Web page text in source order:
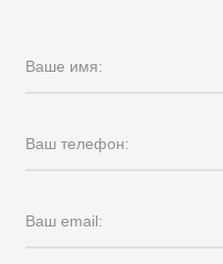
Ваше имя:
Ваш телефон:
Ваш email: